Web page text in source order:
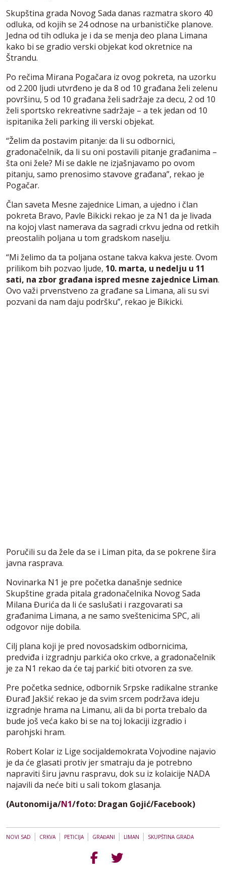
Skupština grada Novog Sada danas razmatra skoro 40
odluka, od kojih se 24 odnose na urbanističke planove.
Jedna od tih odluka je i da se menja deo plana Limana
kako bi se gradio verski objekat kod okretnice na
Štrandu.
Po rečima Mirana Pogačara iz ovog pokreta, na uzorku
od 2.200 ljudi utvrđeno je da 8 od 10 građana želi zelenu
površinu, 5 od 10 građana želi sadržaje za decu, 2 od 10
želi sportsko rekreativne sadržaje – a tek jedan od 10
ispitanika želi parking ili verski objekat.
“Želim da postavim pitanje: da li su odbornici,
gradonačelnik, da li su oni postavili pitanje građanima –
šta oni žele? Mi se dakle ne izjašnjavamo po ovom
pitanju, samo prenosimo stavove građana”, rekao je
Pogačar.
Član saveta Mesne zajednice Liman, a ujedno i član
pokreta Bravo, Pavle Bikicki rekao je za N1 da je livada
na kojoj vlast namerava da sagradi crkvu jedna od retkih
preostalih poljana u tom gradskom naselju.
“Mi želimo da ta poljana ostane takva kakva jeste. Ovom
prilikom bih pozvao ljude, 10. marta, u nedelju u 11
sati, na zbor građana ispred mesne zajednice Liman.
Ovo važi prvenstveno za građane sa Limana, ali su svi
pozvani da nam daju podršku”, rekao je Bikicki.
Poručili su da žele da se i Liman pita, da se pokrene šira
javna rasprava.
Novinarka N1 je pre početka današnje sednice
Skupštine grada pitala gradonačelnika Novog Sada
Milana Đurića da li će saslušati i razgovarati sa
građanima Limana, a ne samo sveštenicima SPC, ali
odgovor nije dobila.
Cilj plana koji je pred novosadskim odbornicima,
predviđa i izgradnju parkića oko crkve, a gradonačelnik
je za N1 rekao da će taj parkić biti otvoren za sve.
Pre početka sednice, odbornik Srpske radikalne stranke
Đurađ Jakšić rekao je da svim srcem podržava ideju
izgradnje hrama na Limanu, ali da bi porta trebalo da
bude još veća kako bi se na toj lokaciji izgradio i
parohjski hram.
Robert Kolar iz Lige socijaldemokrata Vojvodine najavio
je da će glasati protiv jer smatraju da je potrebno
napraviti širu javnu raspravu, dok su iz kolaicije NADA
najavili da neće biti u sali tokom glasanja.
(Autonomija/N1/foto: Dragan Gojić/Facebook)
NOVI SAD | CRKVA| PETICIJA| GRAĐANI | LIMAN | SKUPŠTINA GRADA